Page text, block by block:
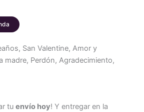
San Valentine, Amor y
madre, Perdón, Agradecimiento,
tu envío hoy! Y entregar en la